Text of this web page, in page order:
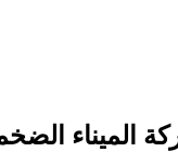
الميناء